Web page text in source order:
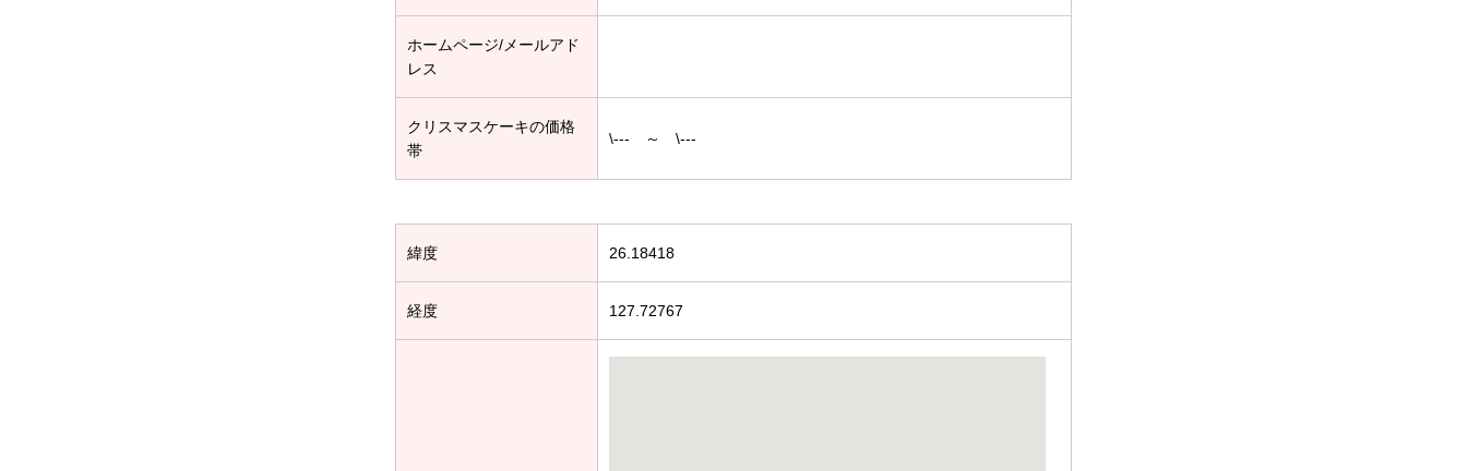
ホームページ/メールアド
レス
クリスマスケーキの価格
帯
\--- ～ \---
緯度 26.18418
経度 127.72767